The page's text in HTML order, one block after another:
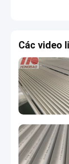
Các video